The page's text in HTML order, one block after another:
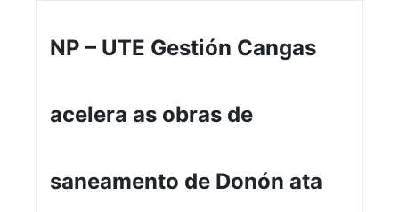
NP – UTE Gestión Cangas
acelera as obras de
saneamento de Donón ata